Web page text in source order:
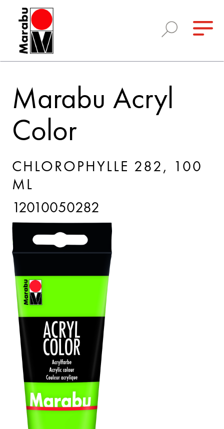
Marabu Acryl
Color
CHLOROPHYLLE 282, 100
ML
12010050282